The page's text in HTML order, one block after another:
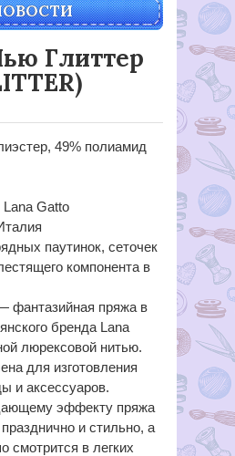
Глиттер
49% полиамид
Gatto
паутинок, сеточек
компонента в
фантазийная пряжа в
бренда Lana
люрексовой нитью.
для изготовления
и аксессуаров.
эффекту пряжа
и стильно, а
смотрится в легких